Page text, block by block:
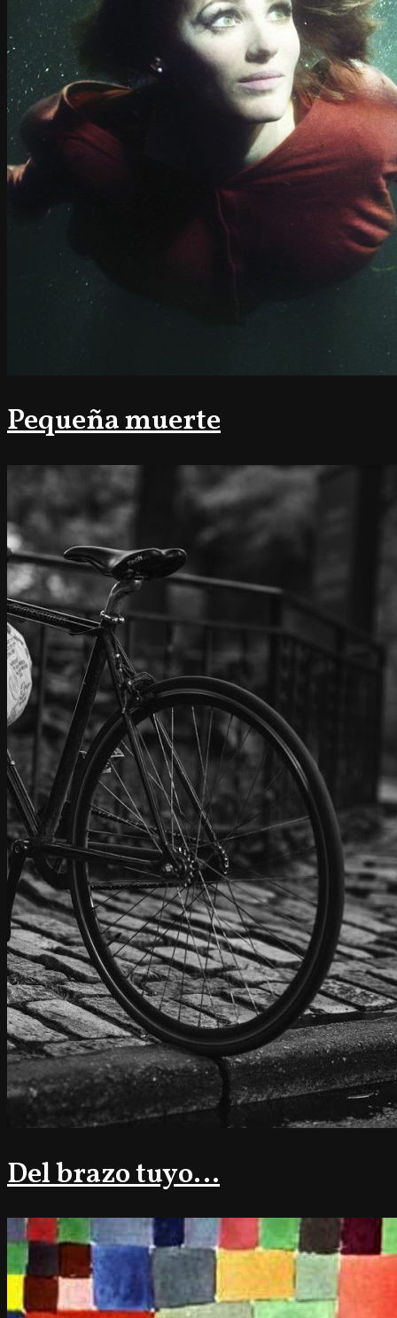
Pequeña muerte
Del brazo tuyo…